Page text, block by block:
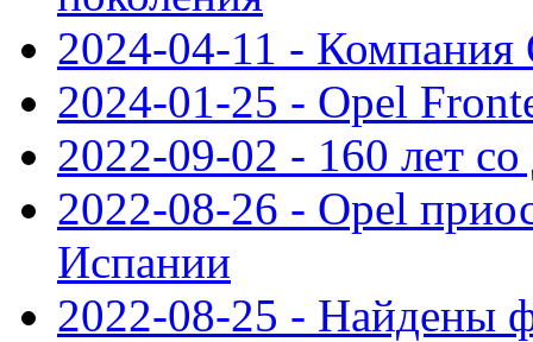
2024-04-11 - Компания
2024-01-25 - Opel
2022-09-02 - 160 лет
2022-08-26 - Opel
Испании
2022-08-25 - Найдены